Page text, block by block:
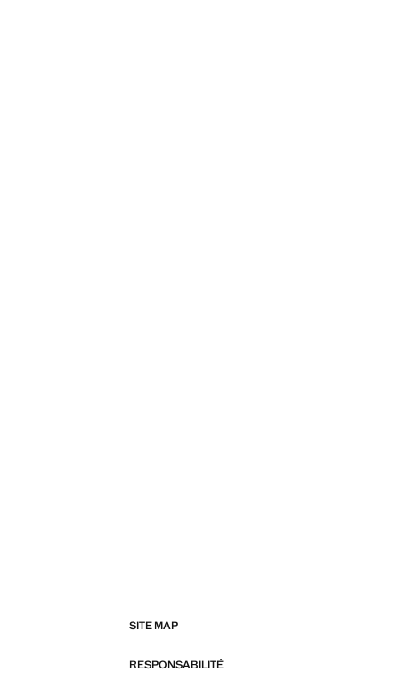
SITE MAP
RESPONSABILITÉ